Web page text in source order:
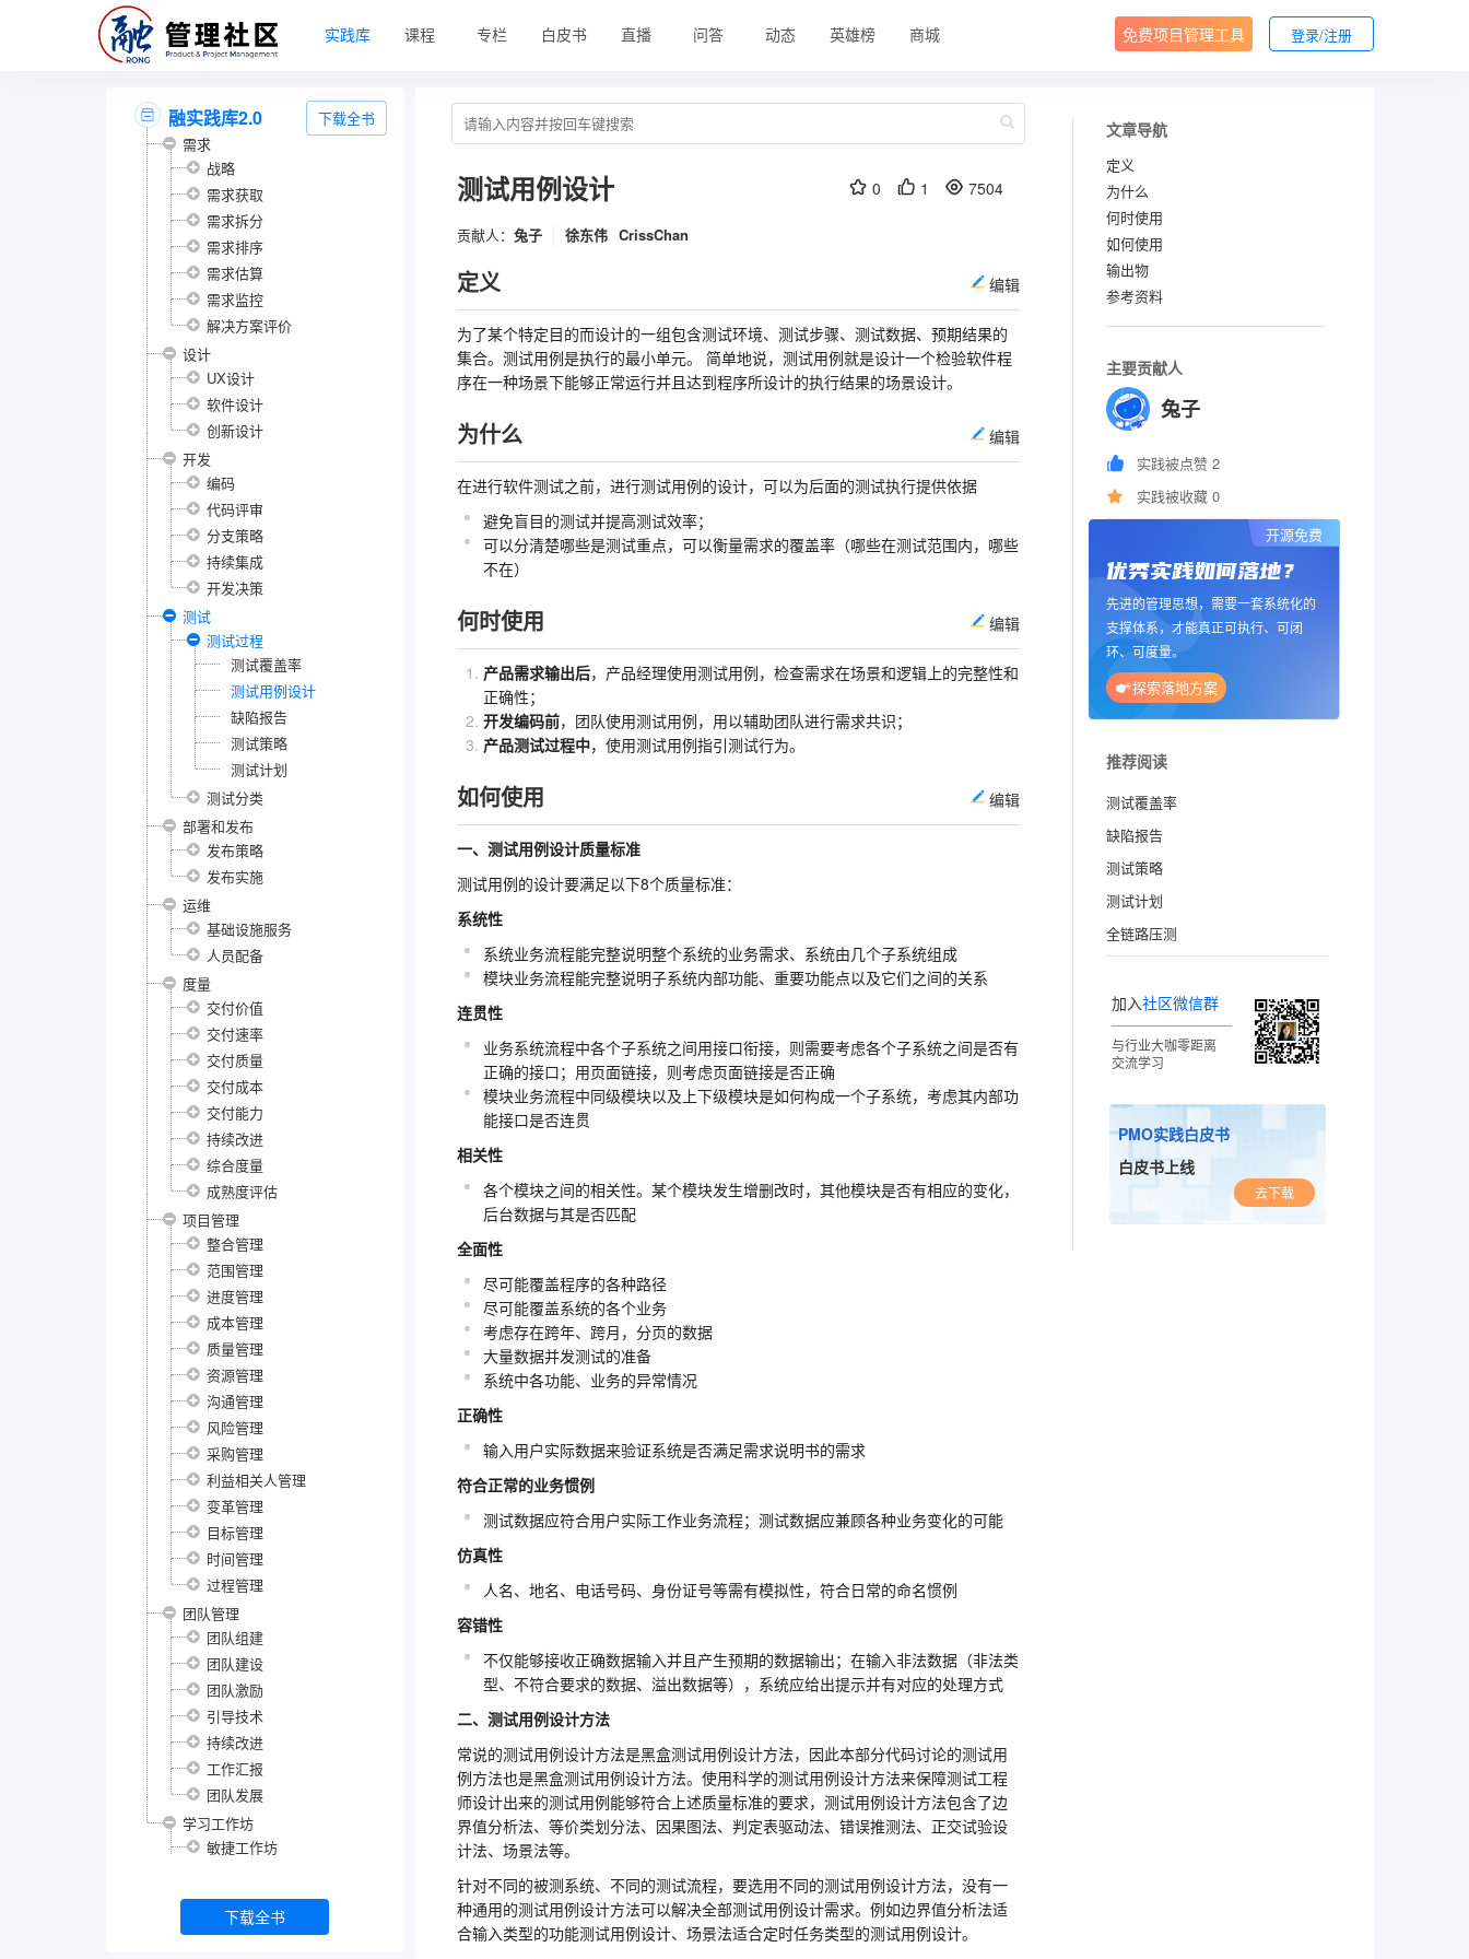
实践库 课程 专栏 白皮书 直播 问答 动态 英雄榜 商城 免费项目管理工具 登录/注册
下载全书
融实践库2.0
需求
战略
需求获取
需求拆分
需求排序
需求估算
需求监控
解决方案评价
设计
UX设计
软件设计
创新设计
开发
编码
代码评审
分支策略
持续集成
开发决策
测试
测试过程
测试覆盖率
测试用例设计
缺陷报告
测试策略
测试计划
测试分类
部署和发布
发布策略
发布实施
运维
基础设施服务
人员配备
度量
交付价值
交付速率
交付质量
交付成本
交付能力
持续改进
综合度量
成熟度评估
项目管理
整合管理
范围管理
进度管理
成本管理
质量管理
资源管理
沟通管理
风险管理
采购管理
利益相关人管理
变革管理
目标管理
时间管理
过程管理
团队管理
团队组建
团队建设
团队激励
引导技术
持续改进
工作汇报
团队发展
学习工作坊
敏捷工作坊
下载全书
测试用例设计 0 1 7504
贡献人： 兔子 徐东伟 CrissChan
定义 编辑
为了某个特定目的而设计的一组包含测试环境、测试步骤、测试数据、预期结果的
集合。测试用例是执行的最小单元。 简单地说，测试用例就是设计一个检验软件程
序在一种场景下能够正常运行并且达到程序所设计的执行结果的场景设计。
为什么 编辑
在进行软件测试之前，进行测试用例的设计，可以为后面的测试执行提供依据
避免盲目的测试并提高测试效率；
可以分清楚哪些是测试重点，可以衡量需求的覆盖率（哪些在测试范围内，哪些
不在）
何时使用 编辑
产品需求输出后，产品经理使用测试用例，检查需求在场景和逻辑上的完整性和
正确性；
开发编码前，团队使用测试用例，用以辅助团队进行需求共识；
产品测试过程中，使用测试用例指引测试行为。
如何使用 编辑
一、测试用例设计质量标准
测试用例的设计要满足以下8个质量标准：
系统性
系统业务流程能完整说明整个系统的业务需求、系统由几个子系统组成
模块业务流程能完整说明子系统内部功能、重要功能点以及它们之间的关系
连贯性
业务系统流程中各个子系统之间用接口衔接，则需要考虑各个子系统之间是否有
正确的接口；用页面链接，则考虑页面链接是否正确
模块业务流程中同级模块以及上下级模块是如何构成一个子系统，考虑其内部功
能接口是否连贯
相关性
各个模块之间的相关性。某个模块发生增删改时，其他模块是否有相应的变化，
后台数据与其是否匹配
全面性
尽可能覆盖程序的各种路径
尽可能覆盖系统的各个业务
考虑存在跨年、跨月，分页的数据
大量数据并发测试的准备
系统中各功能、业务的异常情况
正确性
输入用户实际数据来验证系统是否满足需求说明书的需求
符合正常的业务惯例
测试数据应符合用户实际工作业务流程；测试数据应兼顾各种业务变化的可能
仿真性
人名、地名、电话号码、身份证号等需有模拟性，符合日常的命名惯例
容错性
不仅能够接收正确数据输入并且产生预期的数据输出；在输入非法数据（非法类
型、不符合要求的数据、溢出数据等），系统应给出提示并有对应的处理方式
二、测试用例设计方法
常说的测试用例设计方法是黑盒测试用例设计方法，因此本部分代码讨论的测试用
例方法也是黑盒测试用例设计方法。使用科学的测试用例设计方法来保障测试工程
师设计出来的测试用例能够符合上述质量标准的要求，测试用例设计方法包含了边
界值分析法、等价类划分法、因果图法、判定表驱动法、错误推测法、正交试验设
计法、场景法等。
针对不同的被测系统、不同的测试流程，要选用不同的测试用例设计方法，没有一
种通用的测试用例设计方法可以解决全部测试用例设计需求。例如边界值分析法适
合输入类型的功能测试用例设计、场景法适合定时任务类型的测试用例设计。
文章导航
定义
为什么
何时使用
如何使用
输出物
参考资料
主要贡献人
兔子
实践被点赞 2
实践被收藏 0
开源免费
优秀实践如何落地？
先进的管理思想，需要一套系统化的
支撑体系，才能真正可执行、可闭
环、可度量。
探索落地方案
推荐阅读
测试覆盖率
缺陷报告
测试策略
测试计划
全链路压测
加入社区微信群
与行业大咖零距离
交流学习
PMO实践白皮书
白皮书上线
去下载